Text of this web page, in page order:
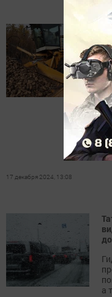
В
17 декабря 2024, 13:08
а